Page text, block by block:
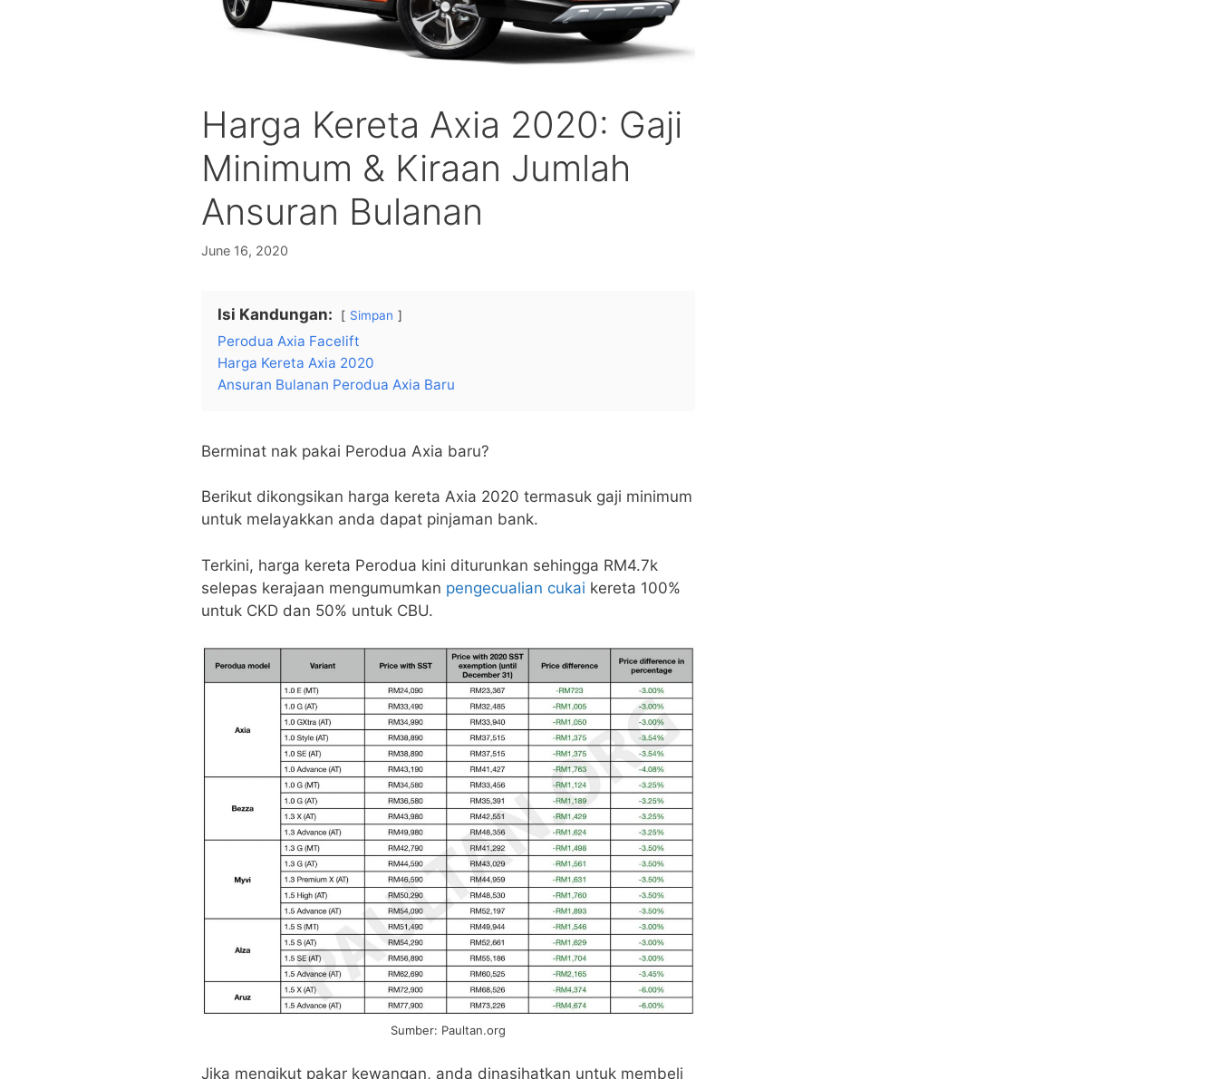
Harga Kereta Axia 2020: Gaji
Minimum & Kiraan Jumlah
Ansuran Bulanan
June 16, 2020
Isi Kandungan: Simpan
Perodua Axia Facelift
Harga Kereta Axia 2020
Ansuran Bulanan Perodua Axia Baru
Berminat nak pakai Perodua Axia baru?
Berikut dikongsikan harga kereta Axia 2020 termasuk gaji minimum
untuk melayakkan anda dapat pinjaman bank.
Terkini, harga kereta Perodua kini diturunkan sehingga RM4.7k
selepas kerajaan mengumumkan pengecualian cukai kereta 100%
untuk CKD dan 50% untuk CBU.
Sumber: Paultan.org
Jika mengikut pakar kewangan, anda dinasihatkan untuk membeli